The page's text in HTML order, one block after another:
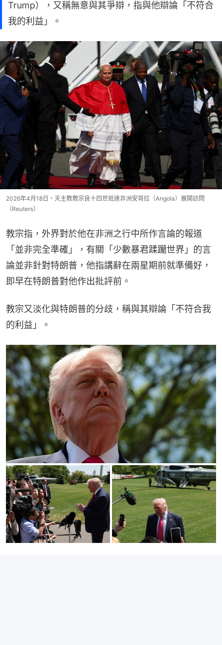
Trump），又稱無意與其爭辯，指與他辯論「不符合
我的利益」。
2026年4月18日，天主教教宗良十四世抵達非洲安哥拉（Angola）展開訪問
（Reuters）
教宗指，外界對於他在非洲之行中所作言論的報道
「並非完全準確」，有關「少數暴君蹂躪世界」的言
論並非針對特朗普，他指講辭在兩星期前就準備好，
即早在特朗普對他作出批評前。
教宗又淡化與特朗普的分歧，稱與其辯論「不符合我
的利益」。